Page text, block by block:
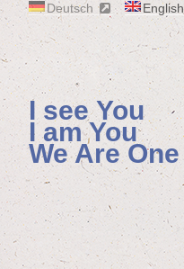
Deutsch English
I see You
I am You
We Are One